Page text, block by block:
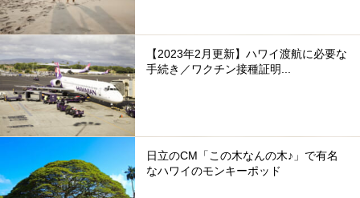
【2023年2月更新】ハワイ渡航に必要な
手続き／ワクチン接種証明...
日立のCM「この木なんの木♪」で有名
なハワイのモンキーポッド